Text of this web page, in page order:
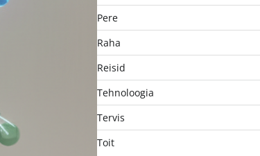
Pere
Raha
Reisid
Tehnoloogia
Tervis
Toit